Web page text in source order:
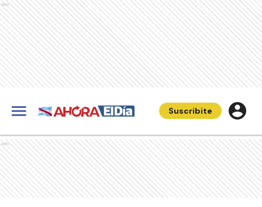
Ads
Suscribite
Ads